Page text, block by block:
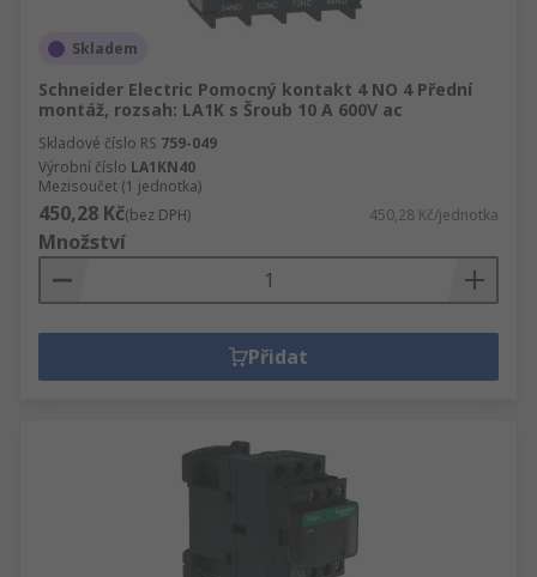
Skladem
Schneider Electric Pomocný kontakt 4 NO 4 Přední
montáž, rozsah: LA1K s Šroub 10 A 600V ac
Skladové číslo RS 759-049
Výrobní číslo LA1KN40
Mezisoučet (1 jednotka)
450,28 Kč(bez DPH) 450,28 Kč/jednotka
Množství
Přidat